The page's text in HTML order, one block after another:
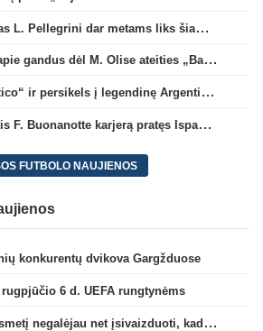
Ilgametis Roma“ saugas L. Pellegrini dar metams liks šiame klube
V. Kompany pasisakė apie gandus dėl M. Olise ateities „Bayern“ gretose
T. Almada paliks „Atletico“ ir persikels į legendinę Argentinos ekipą
„Brighton“ priklausantis F. Buonanotte karjerą pratęs Ispanijoje
FUTBOLO NAUJIENOS
konkurentų dvikova Gargžduose
6 d. UEFA rungtynėms
M. Capanas: „Prieš pusmetį negalėjau net įsivaizduoti, kad žaisime prieš „Hajduk“